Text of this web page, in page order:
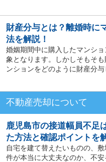
財産分与とは？離婚時に
法を解説！
婚姻期間中に購入したマンシ
象となります。しかしそもそ
ンションをどのように財産分与
不動産売却について
鹿児島市の接道幅員不足
た方法と確認ポイントを
自宅を建て替えたいものの、
件が本当に大丈夫なのか、不